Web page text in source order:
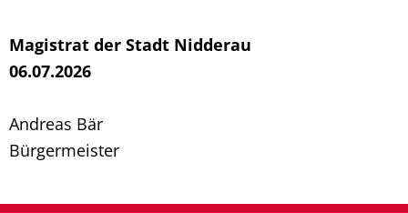
Magistrat der Stadt Nidderau
06.07.2026
Andreas Bär
Bürgermeister